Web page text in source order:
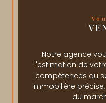
Notre agence
l'estimation de
compétences au
immobilière
du